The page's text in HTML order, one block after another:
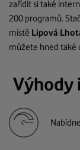
zařídit si také
200 programů.
místě Lipová
můžete hned také
Výhody